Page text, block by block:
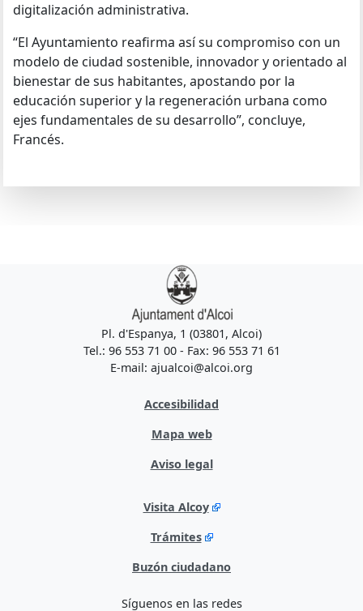
digitalización administrativa.
“El Ayuntamiento reafirma así su compromiso con un
modelo de ciudad sostenible, innovador y orientado al
bienestar de sus habitantes, apostando por la
educación superior y la regeneración urbana como
ejes fundamentales de su desarrollo”, concluye,
Francés.
Pl. d'Espanya, 1 (03801, Alcoi)
Tel.: 96 553 71 00 - Fax: 96 553 71 61
E-mail: ajualcoi@alcoi.org
Accesibilidad
Mapa web
Aviso legal
Visita Alcoy
Trámites
Buzón ciudadano
Síguenos en las redes